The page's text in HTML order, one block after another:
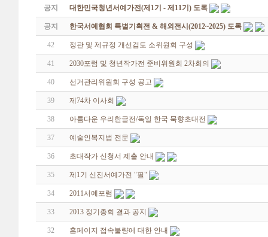
공지 대한민국청년서예가전(제1기 - 제11기) 도록
공지 한국서예협회 특별기획전 & 해외전시(2012~2025) 도록
42 정관 및 제규정 개선검토 소위원회 구성
41 2030포럼 및 청년작가전 준비위원회 2차회의
40 선거관리위원회 구성 공고
39 제74차 이사회
38 아름다운 우리한글전/독일 한국 묵향초대전
37 예술인복지법 전문
36 초대작가 신청서 제출 안내
35 제1기 신진서예가전 "필"
34 2011서예포럼
33 2013 정기총회 결과 공지
32 홈페이지 접속불량에 대한 안내